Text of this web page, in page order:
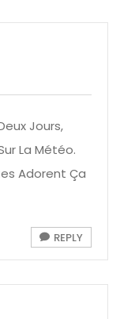
Jours,
La Météo.
Adorent Ça
REPLY